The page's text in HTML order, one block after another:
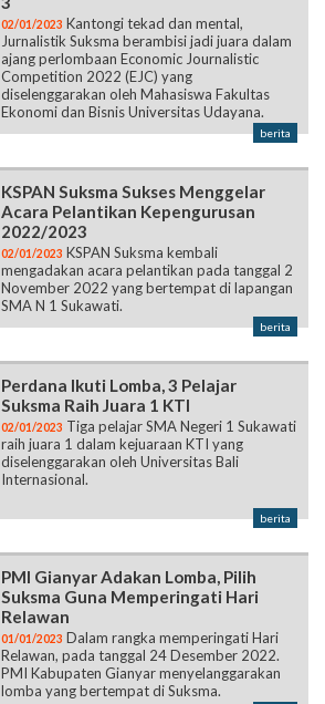
02/01/2023 Kantongi tekad dan mental,
Jurnalistik Suksma berambisi jadi juara dalam
ajang perlombaan Economic Journalistic
Competition 2022 (EJC) yang
diselenggarakan oleh Mahasiswa Fakultas
Ekonomi dan Bisnis Universitas Udayana.
berita
KSPAN Suksma Sukses Menggelar
Acara Pelantikan Kepengurusan
2022/2023
02/01/2023 KSPAN Suksma kembali
mengadakan acara pelantikan pada tanggal 2
November 2022 yang bertempat di lapangan
SMA N 1 Sukawati.
berita
Perdana Ikuti Lomba, 3 Pelajar
Suksma Raih Juara 1 KTI
02/01/2023 Tiga pelajar SMA Negeri 1 Sukawati
raih juara 1 dalam kejuaraan KTI yang
diselenggarakan oleh Universitas Bali
Internasional.
berita
PMI Gianyar Adakan Lomba, Pilih
Suksma Guna Memperingati Hari
Relawan
01/01/2023 Dalam rangka memperingati Hari
Relawan, pada tanggal 24 Desember 2022.
PMI Kabupaten Gianyar menyelanggarakan
lomba yang bertempat di Suksma.